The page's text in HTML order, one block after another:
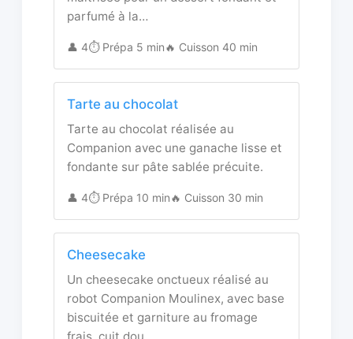
parfumé à la…
👤 4⏱️ Prépa 5 min🔥 Cuisson 40 min
Tarte au chocolat
Tarte au chocolat réalisée au
Companion avec une ganache lisse et
fondante sur pâte sablée précuite.
👤 4⏱️ Prépa 10 min🔥 Cuisson 30 min
Cheesecake
Un cheesecake onctueux réalisé au
robot Companion Moulinex, avec base
biscuitée et garniture au fromage